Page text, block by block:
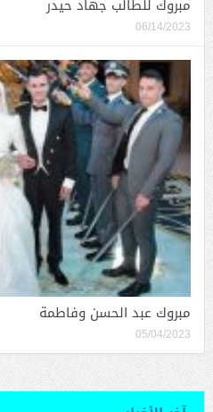
مبروك للطالب جهاد حيدر
06/14/2023
مبروك عبد الحسن وفاطمة
05/04/2023